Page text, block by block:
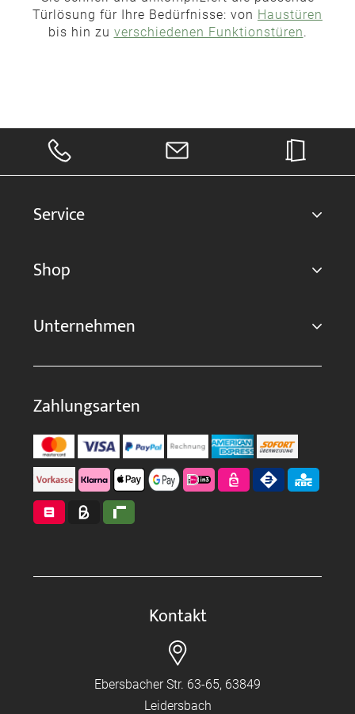
Türlösung für Ihre Bedürfnisse: von Haustüren
bis hin zu verschiedenen Funktionstüren.
Service
Shop
Unternehmen
Zahlungsarten
Kontakt
Ebersbacher Str. 63-65, 63849
Leidersbach